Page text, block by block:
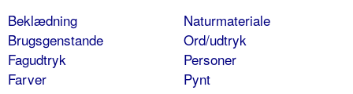
Beklædning
Brugsgenstande
Fagudtryk
Farver
Naturmateriale
Ord/udtryk
Personer
Pynt